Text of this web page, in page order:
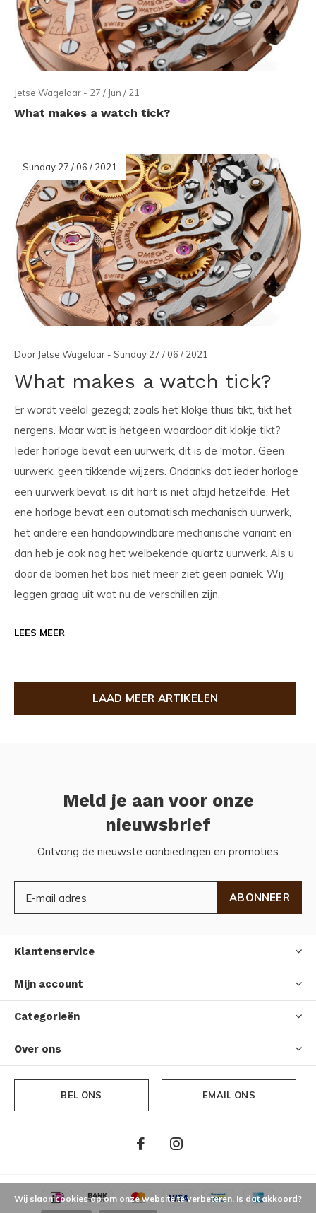
Jetse Wagelaar - 27 / Jun / 21
What makes a watch tick?
Sunday 27 / 06 / 2021
Door Jetse Wagelaar - Sunday 27 / 06 / 2021
What makes a watch tick?
Er wordt veelal gezegd; zoals het klokje thuis tikt, tikt het
nergens. Maar wat is hetgeen waardoor dit klokje tikt?
Ieder horloge bevat een uurwerk, dit is de ‘motor’. Geen
uurwerk, geen tikkende wijzers. Ondanks dat ieder horloge
een uurwerk bevat, is dit hart is niet altijd hetzelfde. Het
ene horloge bevat een automatisch mechanisch uurwerk,
het andere een handopwindbare mechanische variant en
dan heb je ook nog het welbekende quartz uurwerk. Als u
door de bomen het bos niet meer ziet geen paniek. Wij
leggen graag uit wat nu de verschillen zijn.
LEES MEER
LAAD MEER ARTIKELEN
Meld je aan voor onze
nieuwsbrief
Ontvang de nieuwste aanbiedingen en promoties
ABONNEER
Klantenservice
Mijn account
Categorieën
Over ons
BEL ONS EMAIL ONS
Wij slaan cookies op om onze website te verbeteren. Is dat akkoord?